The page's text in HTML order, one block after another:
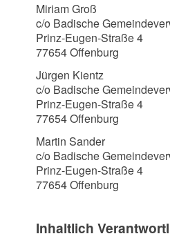
Miriam Groß
c/o Badische
Prinz-Eugen-Straße 4
77654 Offenburg
Jürgen Kientz
c/o Badische
Prinz-Eugen-Straße 4
77654 Offenburg
Martin Sander
c/o Badische
Prinz-Eugen-Straße 4
77654 Offenburg
Inhaltlich